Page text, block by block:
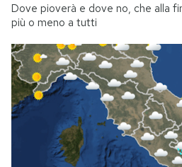
Dove pioverà e dove no, che alla
più o meno a tutti